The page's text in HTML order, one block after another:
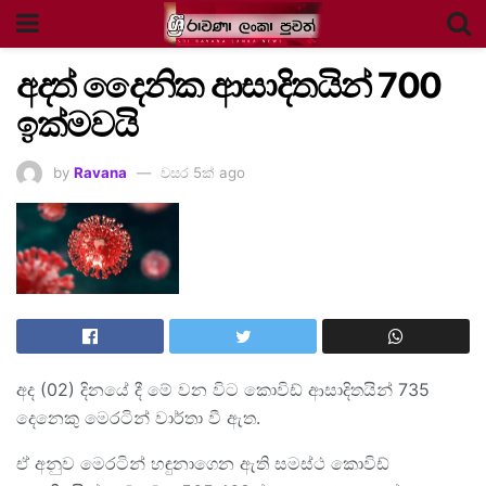
අදත් දෛනික ආසාදිතයින් 700
ඉක්මවයි
by Ravana වසර 5ක් ago
අද (02) දිනයේ දී මේ වන විට කොවිඩ් ආසාදිතයින් 735
දෙනෙකු මෙරටින් වාර්තා වී ඇත.
ඒ අනුව මෙරටින් හඳුනාගෙන ඇති සමස්ථ කොවිඩ්